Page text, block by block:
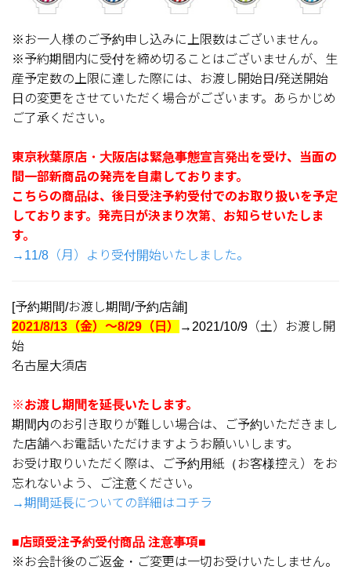
※お一人様のご予約申し込みに上限数はございません。
※予約期間内に受付を締め切ることはございませんが、生
産予定数の上限に達した際には、お渡し開始日/発送開始
日の変更をさせていただく場合がございます。あらかじめ
ご了承ください。
東京秋葉原店・大阪店は緊急事態宣言発出を受け、当面の
間一部新商品の発売を自粛しております。
こちらの商品は、後日受注予約受付でのお取り扱いを予定
しております。発売日が決まり次第、お知らせいたしま
す。
→11/8（月）より受付開始いたしました。
[予約期間/お渡し期間/予約店舗]
2021/8/13（金）～8/29（日）
→2021/10/9（土）お渡し開
始
名古屋大須店
※お渡し期間を延長いたします。
期間内のお引き取りが難しい場合は、ご予約いただきまし
た店舗へお電話いただけますようお願いいします。
お受け取りいただく際は、ご予約用紙（お客様控え）をお
忘れないよう、ご注意ください。
→期間延長についての詳細はコチラ
■店頭受注予約受付商品 注意事項■
※お会計後のご返金・ご変更は一切お受けいたしません。